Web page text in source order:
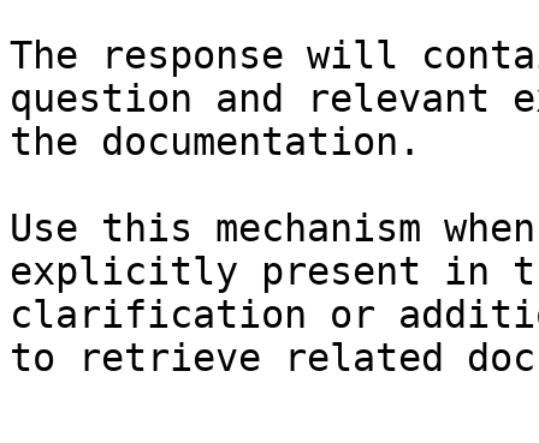
The response will
question and relevant
the documentation.
Use this mechanism
explicitly present in
clarification or